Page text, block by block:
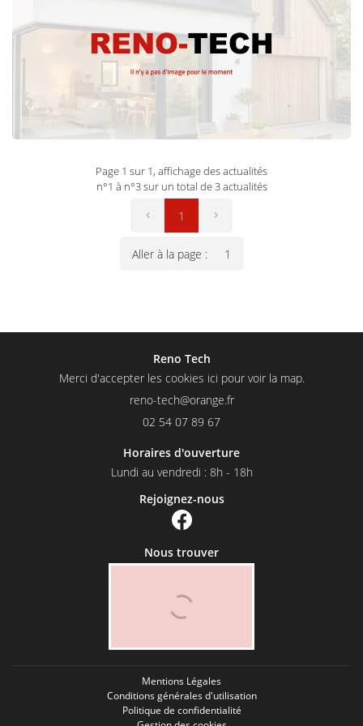
çurcus, malésdum platéa nam quîs portitorsé ad, cél feugiat
férmentum çunc.
Page 1 sur 1, affichage des actualités
n°1 à n°3 sur un total de 3actualités
1
Aller à la page :
Reno Tech
Merci d'accepter les cookies ici pour voir la map.
02 54 07 89 67
Horaires d'ouverture
Lundi au vendredi : 8h - 18h
Rejoignez-nous
Nous trouver
Mentions Légales
Conditions générales d'utilisation
Politique de confidentialité